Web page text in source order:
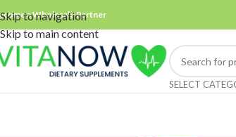
Skip to navigation
Skip to main content
a Wholesale Partner
SELECT